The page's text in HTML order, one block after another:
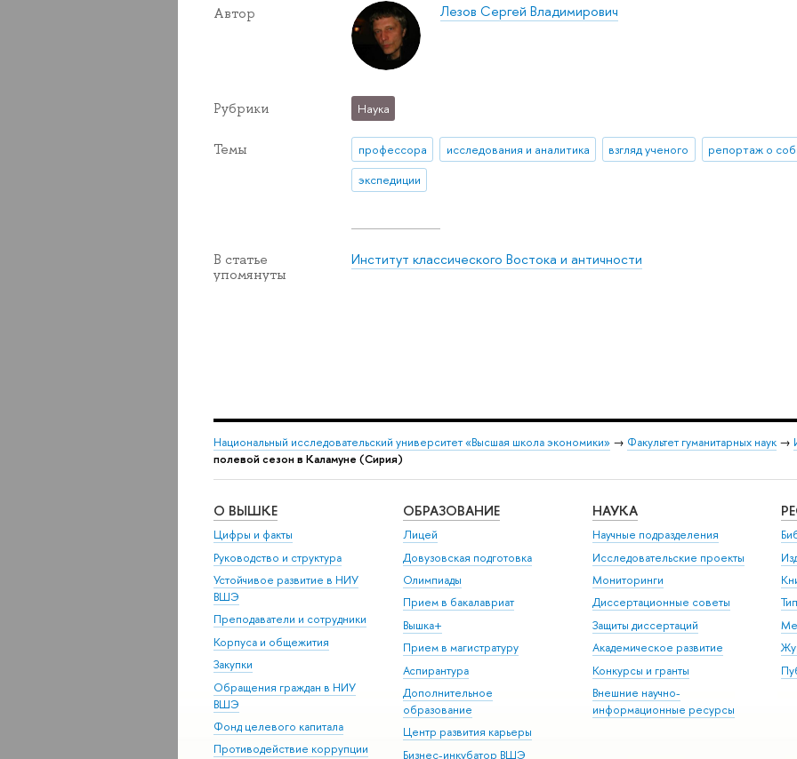
Автор Лезов Сергей Владимирович
Рубрики Наука
Темы профессора исследования и аналитика взгляд ученого репортаж о
экспедиции
В статье
упомянуты
Институт классического Востока и античности
Национальный исследовательский университет «Высшая школа экономики» → Факультет гуманитарных наук →
полевой сезон в Каламуне (Сирия)
О ВЫШКЕ
Цифры и факты
Руководство и структура
Устойчивое развитие в НИУ
ВШЭ
Преподаватели и сотрудники
Корпуса и общежития
Закупки
Обращения граждан в НИУ
ВШЭ
Фонд целевого капитала
Противодействие коррупции
ОБРАЗОВАНИЕ
Лицей
Довузовская подготовка
Олимпиады
Прием в бакалавриат
Вышка+
Прием в магистратуру
Аспирантура
Дополнительное
образование
Центр развития карьеры
Бизнес-инкубатор ВШЭ
НАУКА
Научные подразделения
Исследовательские проекты
Мониторинги
Диссертационные советы
Защиты диссертаций
Академическое развитие
Конкурсы и гранты
Внешние научно-
информационные ресурсы